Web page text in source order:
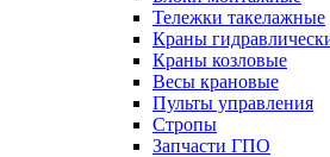
Тележки такелажные
Краны
Краны козловые
Весы крановые
Пульты управления
Стропы
Запчасти ГПО